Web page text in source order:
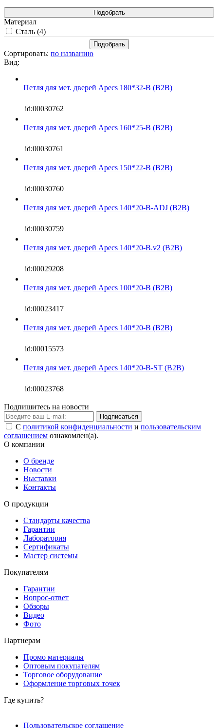
Материал
Сталь (4)
Сортировать: по названию
Вид:
Петля для мет. дверей Apecs 180*32-B (B2B)
id:00030762
Петля для мет. дверей Apecs 160*25-B (B2B)
id:00030761
Петля для мет. дверей Apecs 150*22-B (B2B)
id:00030760
Петля для мет. дверей Apecs 140*20-B-ADJ (B2B)
id:00030759
Петля для мет. дверей Apecs 140*20-B.v2 (B2B)
id:00029208
Петля для мет. дверей Apecs 100*20-B (B2B)
id:00023417
Петля для мет. дверей Apecs 140*20-B (B2B)
id:00015573
Петля для мет. дверей Apecs 140*20-B-ST (B2B)
id:00023768
Подпишитесь на новости
Подписаться
С политикой конфиденциальности и пользовательским
соглашением ознакомлен(а).
О компании
О бренде
Новости
Выставки
Контакты
О продукции
Стандарты качества
Гарантии
Лаборатория
Сертификаты
Мастер системы
Покупателям
Гарантии
Вопрос-ответ
Обзоры
Видео
Фото
Партнерам
Промо материалы
Оптовым покупателям
Торговое оборудование
Оформление торговых точек
Где купить?
Пользовательское соглашение